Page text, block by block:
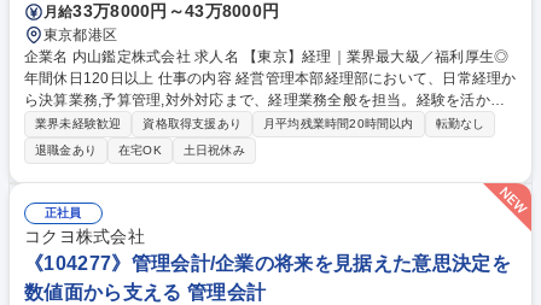
月給33万8000円～43万8000円
東京都港区
企業名 内山鑑定株式会社 求人名 【東京】経理｜業界最大級／福利厚生◎
年間休日120日以上 仕事の内容 経営管理本部経理部において、日常経理か
ら決算業務,予算管理,対外対応まで、経理業務全般を担当。経験を活かし
経理実務を担っていただき、将来的には部門内で中心的な役割を果たして
いただくことを期待しています 【業務内容】■預金管理、資金管理■支払
処理、経費精算(内容確認含む)■仕訳計上、帳簿管理(レビュー含む)■売掛
金・債権管理■固定資産管理■商標等の無形資産管理■月次・年次決算対応
(進行管理含む)■予算策定および予実管理(管理会計)■金融機関、税理士等
の外部関係者対応■経理関連システム運用・管理 ※また業務フローの見直
しや効率化,システム活用の高度化 等、実務に基づいた改善活動にも主体
的に関与いただきます 募集職種 【東京】経理｜業界最大級／福利厚生◎
年間休日120日以上
業界未経験歓迎 資格取得支援あり 月平均残業時間20時間以内
転勤なし
退職金あり
在宅OK 土日祝休み
正社員
コクヨ株式会社
《104277》管理会計/企業の将来を見据えた意思決定を
数値面から支える 管理会計